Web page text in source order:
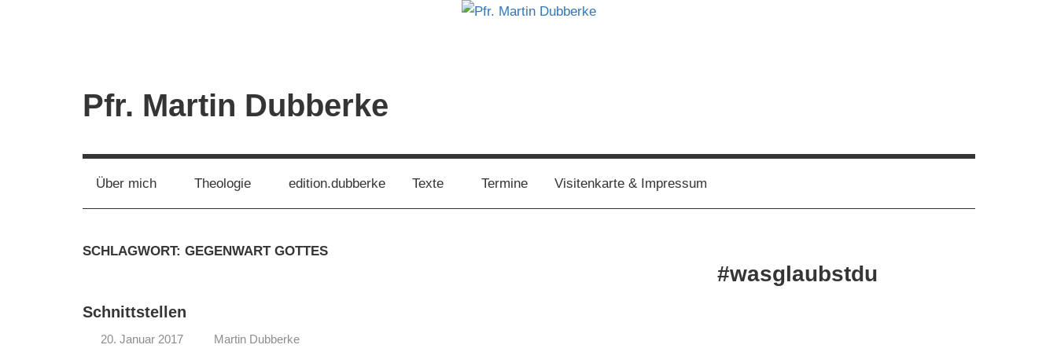
Pfr. Martin Dubberke
Über mich Theologie edition.dubberke Texte Termine Visitenkarte & Impressum
SCHLAGWORT: GEGENWART GOTTES
Schnittstellen
20. Januar 2017 Martin Dubberke
#wasglaubstdu